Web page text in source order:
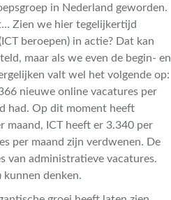
in Nederland geworden.
Zien we hier tegelijkertijd
beroepen) in actie? Dat kan
maar als we even de begin- en
valt wel het volgende op:
nieuwe online vacatures per
had. Op dit moment heeft
maand, ICT heeft er 3.340 per
per maand zijn verdwenen. De
van administratieve vacatures.
kunnen denken.